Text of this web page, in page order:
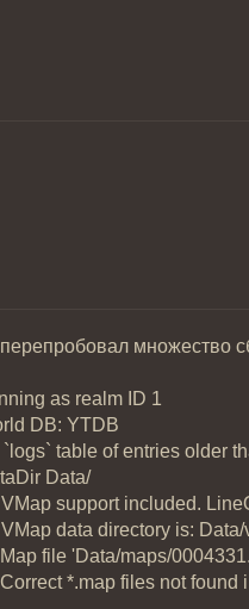
множество
as realm ID 1
DB: YTDB
table of entries older
Data/
support included.
data directory is: Data/
file 'Data/maps/
*.map files not